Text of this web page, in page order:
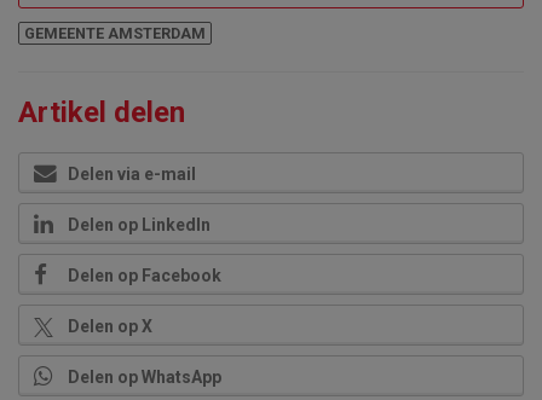
GEMEENTE AMSTERDAM
Artikel delen
Delen via e-mail
Delen op LinkedIn
Delen op Facebook
Delen op X
Delen op WhatsApp